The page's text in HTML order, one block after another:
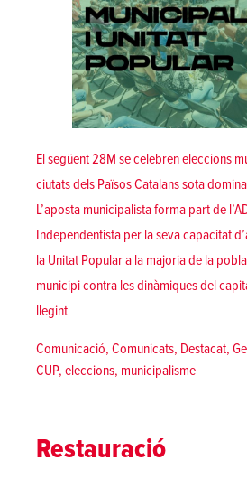
El següent 28M se celebren eleccions
ciutats dels Països Catalans sota
L’aposta municipalista forma part de
Independentista per la seva capacitat
la Unitat Popular a la majoria de la
municipi contra les dinàmiques del
llegint«28M avancem en la construcció
Posted in
Comunicació, Comunicats, Destacat,
Tags:
CUP, eleccions, municipalisme
Restauració